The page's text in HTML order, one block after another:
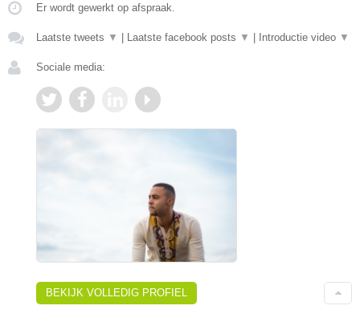
Er wordt gewerkt op afspraak.
Laatste tweets ▼ Laatste facebook posts ▼ Introductie video ▼
Sociale media:
BEKIJK VOLLEDIG PROFIEL